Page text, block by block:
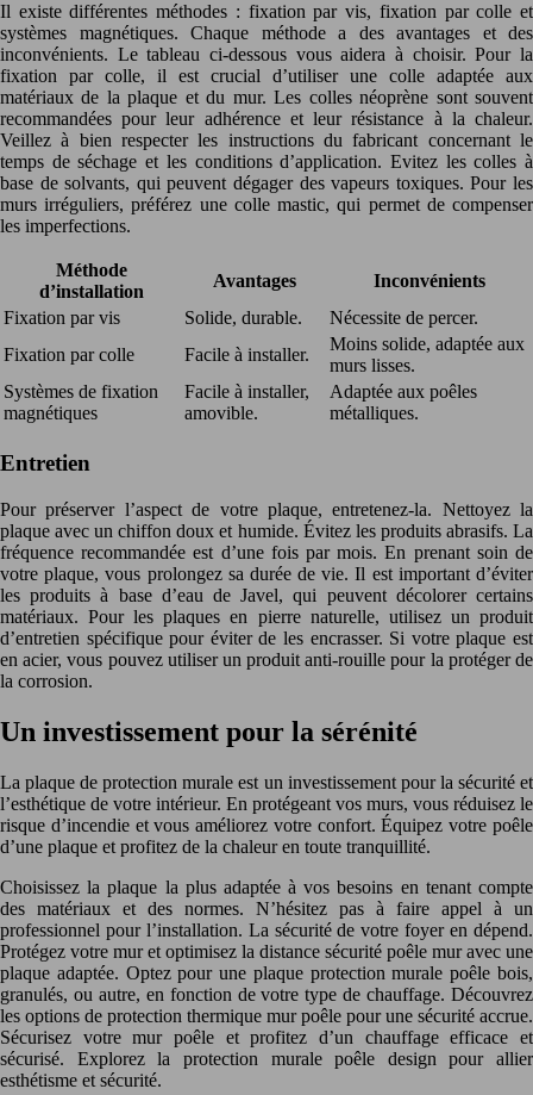
Il existe différentes méthodes : fixation par vis, fixation par colle et
systèmes magnétiques. Chaque méthode a des avantages et des
inconvénients. Le tableau ci-dessous vous aidera à choisir. Pour la
fixation par colle, il est crucial d’utiliser une colle adaptée aux
matériaux de la plaque et du mur. Les colles néoprène sont souvent
recommandées pour leur adhérence et leur résistance à la chaleur.
Veillez à bien respecter les instructions du fabricant concernant le
temps de séchage et les conditions d’application. Evitez les colles à
base de solvants, qui peuvent dégager des vapeurs toxiques. Pour les
murs irréguliers, préférez une colle mastic, qui permet de compenser
les imperfections.
Méthode
d’installation
Avantages
Inconvénients
Fixation par vis
Solide, durable.
Nécessite de percer.
Fixation par colle
Facile à installer.
Moins solide, adaptée aux
murs lisses.
Systèmes de fixation
magnétiques
Facile à installer,
amovible.
Adaptée aux poêles
métalliques.
Entretien
Pour préserver l’aspect de votre plaque, entretenez-la. Nettoyez la
plaque avec un chiffon doux et humide. Évitez les produits abrasifs. La
fréquence recommandée est d’une fois par mois. En prenant soin de
votre plaque, vous prolongez sa durée de vie. Il est important d’éviter
les produits à base d’eau de Javel, qui peuvent décolorer certains
matériaux. Pour les plaques en pierre naturelle, utilisez un produit
d’entretien spécifique pour éviter de les encrasser. Si votre plaque est
en acier, vous pouvez utiliser un produit anti-rouille pour la protéger de
la corrosion.
Un investissement pour la sérénité
La plaque de protection murale est un investissement pour la sécurité et
l’esthétique de votre intérieur. En protégeant vos murs, vous réduisez le
risque d’incendie et vous améliorez votre confort. Équipez votre poêle
d’une plaque et profitez de la chaleur en toute tranquillité.
Choisissez la plaque la plus adaptée à vos besoins en tenant compte
des matériaux et des normes. N’hésitez pas à faire appel à un
professionnel pour l’installation. La sécurité de votre foyer en dépend.
Protégez votre mur et optimisez la distance sécurité poêle mur avec une
plaque adaptée. Optez pour une plaque protection murale poêle bois,
granulés, ou autre, en fonction de votre type de chauffage. Découvrez
les options de protection thermique mur poêle pour une sécurité accrue.
Sécurisez votre mur poêle et profitez d’un chauffage efficace et
sécurisé. Explorez la protection murale poêle design pour allier
esthétisme et sécurité.